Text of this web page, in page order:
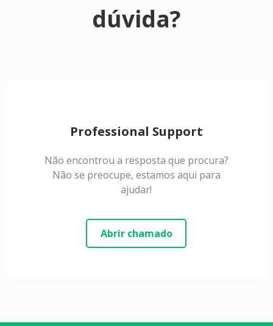
dúvida?
Professional Support
Não encontrou a resposta que procura?
Não se preocupe, estamos aqui para
ajudar!
Abrir chamado